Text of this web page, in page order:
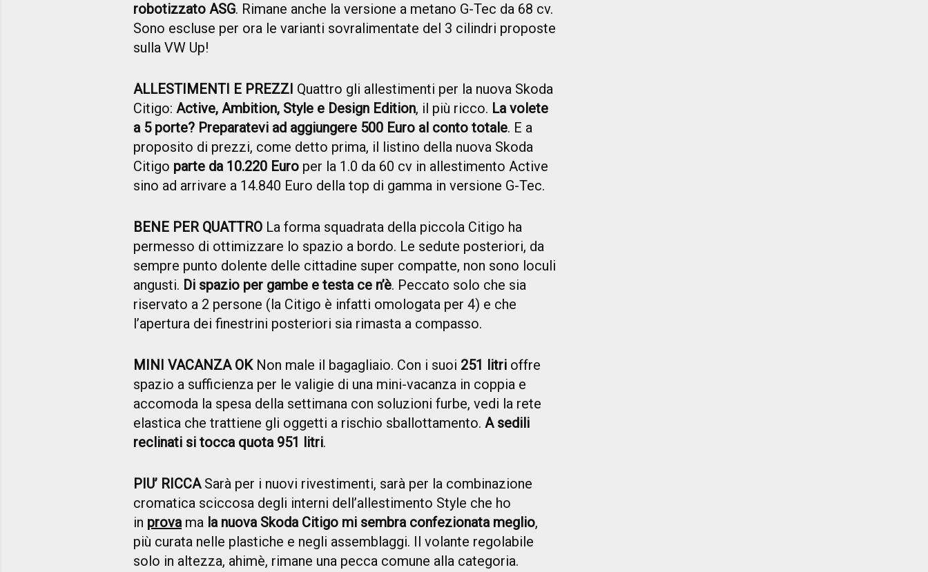
robotizzato ASG. Rimane anche la versione a metano G-Tec da 68 cv.
Sono escluse per ora le varianti sovralimentate del 3 cilindri proposte
sulla VW Up!
ALLESTIMENTI E PREZZI Quattro gli allestimenti per la nuova Skoda
Citigo: Active, Ambition, Style e Design Edition, il più ricco. La volete
a 5 porte? Preparatevi ad aggiungere 500 Euro al conto totale. E a
proposito di prezzi, come detto prima, il listino della nuova Skoda
Citigo parte da 10.220 Euro per la 1.0 da 60 cv in allestimento Active
sino ad arrivare a 14.840 Euro della top di gamma in versione G-Tec.
BENE PER QUATTRO La forma squadrata della piccola Citigo ha
permesso di ottimizzare lo spazio a bordo. Le sedute posteriori, da
sempre punto dolente delle cittadine super compatte, non sono loculi
angusti. Di spazio per gambe e testa ce n’è. Peccato solo che sia
riservato a 2 persone (la Citigo è infatti omologata per 4) e che
l’apertura dei finestrini posteriori sia rimasta a compasso.
MINI VACANZA OKNon male il bagagliaio. Con i suoi 251 litri offre
spazio a sufficienza per le valigie di una mini-vacanza in coppia e
accomoda la spesa della settimana con soluzioni furbe, vedi la rete
elastica che trattiene gli oggetti a rischio sballottamento. A sedili
reclinati si tocca quota 951 litri.
PIU’ RICCASarà per i nuovi rivestimenti, sarà per la combinazione
cromatica sciccosa degli interni dell’allestimento Style che ho
in provama la nuova Skoda Citigo mi sembra confezionata meglio,
più curata nelle plastiche e negli assemblaggi. Il volante regolabile
solo in altezza, ahimè, rimane una pecca comune alla categoria.